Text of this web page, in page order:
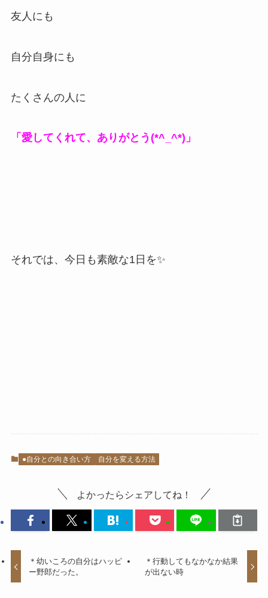
友人にも
自分自身にも
たくさんの人に
「愛してくれて、ありがとう(*^_^*)」
それでは、今日も素敵な1日を✨
●自分との向き合い方 自分を変える方法
よかったらシェアしてね！
＊幼いころの自分はハッピ
ー野郎だった。
＊行動してもなかなか結果
が出ない時